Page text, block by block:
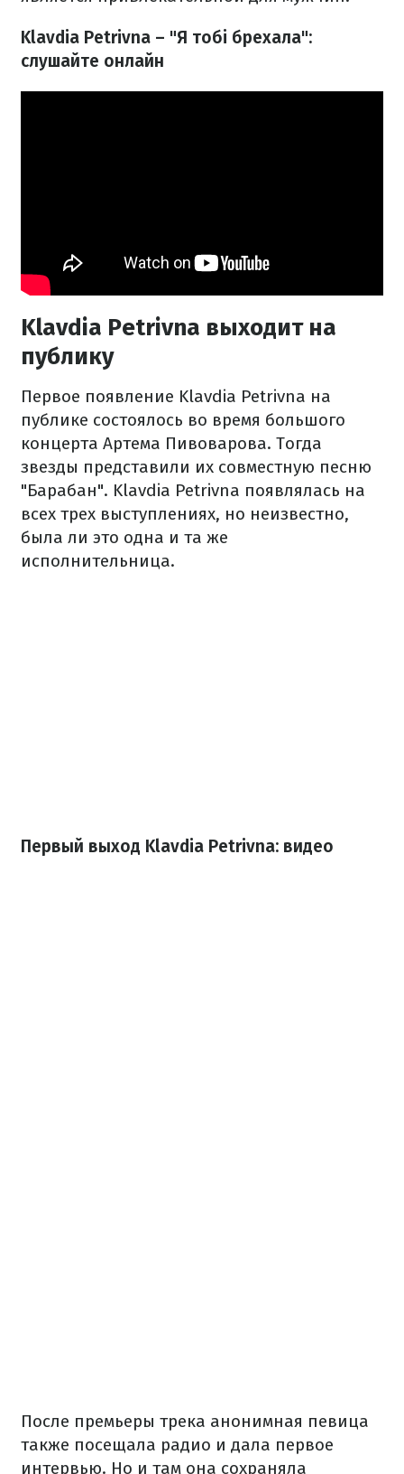
Klavdia Petrivna – "Я тобі брехала":
слушайте онлайн
Klavdia Petrivna выходит на
публику
Первое появление Klavdia Petrivna на
публике состоялось во время большого
концерта Артема Пивоварова. Тогда
звезды представили их совместную песню
"Барабан". Klavdia Petrivna появлялась на
всех трех выступлениях, но неизвестно,
была ли это одна и та же
исполнительница.
Первый выход Klavdia Petrivna: видео
После премьеры трека анонимная певица
также посещала радио и дала первое
интервью. Но и там она сохраняла